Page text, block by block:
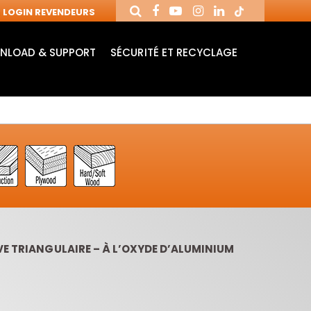
LOGIN REVENDEURS
& SUPPORT
SÉCURITÉ ET RECYCLAGE
TRIANGULAIRE – À L’OXYDE D’ALUMINIUM